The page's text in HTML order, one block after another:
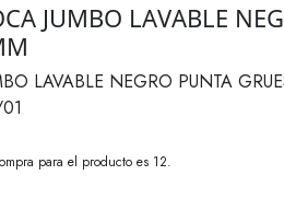
JUMBO LAVABLE
LAVABLE NEGRO PUNTA
para el producto es 12.